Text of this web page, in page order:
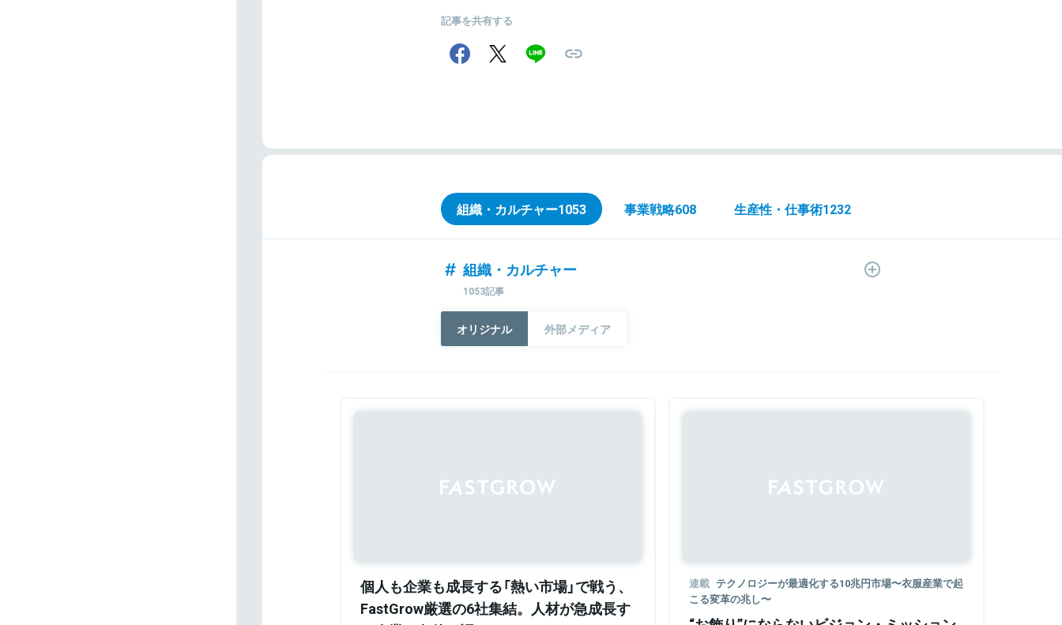
記事を共有する
組織・カルチャー1053 事業戦略608 生産性・仕事術1232
組織・カルチャー
1053記事
オリジナル 外部メディア
個人も企業も成長する「熱い市場」で戦う、
FastGrow厳選の6社集結。人材が急成長す
連載 テクノロジーが最適化する10兆円市場〜衣服産業で起
こる変革の兆し〜